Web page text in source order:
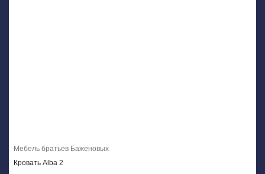
Мебель братьев Баженовых
Кровать Alba 2